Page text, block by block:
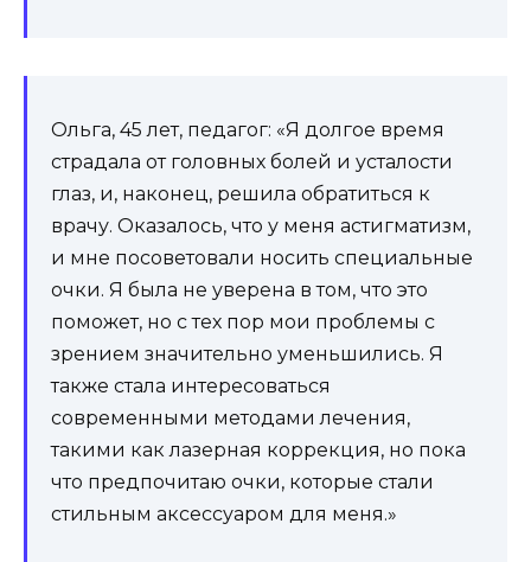
Ольга, 45 лет, педагог: «Я долгое время
страдала от головных болей и усталости
глаз, и, наконец, решила обратиться к
врачу. Оказалось, что у меня астигматизм,
и мне посоветовали носить специальные
очки. Я была не уверена в том, что это
поможет, но с тех пор мои проблемы с
зрением значительно уменьшились. Я
также стала интересоваться
современными методами лечения,
такими как лазерная коррекция, но пока
что предпочитаю очки, которые стали
стильным аксессуаром для меня.»